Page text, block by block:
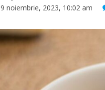
9 noiembrie, 2023, 10:02 am